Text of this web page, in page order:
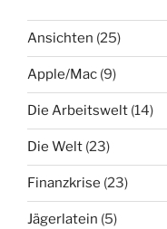
Ansichten (25)
Apple/Mac (9)
Die Arbeitswelt (14)
Die Welt (23)
Finanzkrise (23)
Jägerlatein (5)